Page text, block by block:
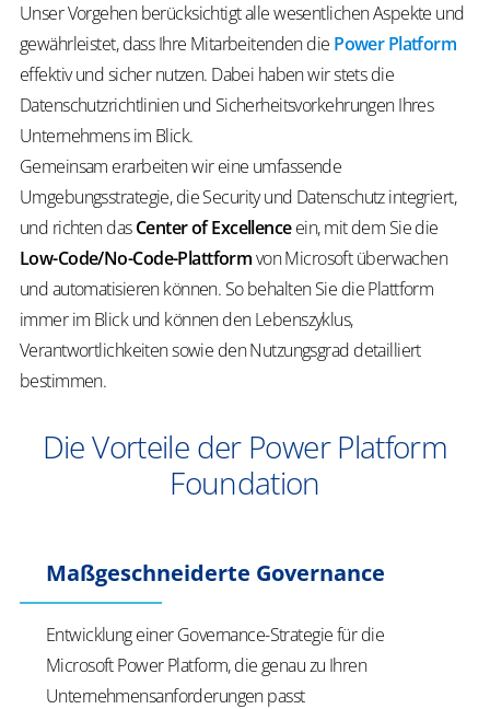
Unser Vorgehen berücksichtigt alle wesentlichen Aspekte und
gewährleistet, dass Ihre Mitarbeitenden die Power Platform
effektiv und sicher nutzen. Dabei haben wir stets die
Datenschutzrichtlinien und Sicherheitsvorkehrungen Ihres
Unternehmens im Blick.
Gemeinsam erarbeiten wir eine umfassende
Umgebungsstrategie, die Security und Datenschutz integriert,
und richten dasCenter of Excellenceein, mit dem Sie die
Low-Code/No-Code-Plattformvon Microsoft überwachen
und automatisieren können. So behalten Sie die Plattform
immer im Blick und können den Lebenszyklus,
Verantwortlichkeiten sowie den Nutzungsgrad detailliert
bestimmen.
Die Vorteile der Power Platform
Foundation
Maßgeschneiderte Governance
Entwicklung einer Governance-Strategie für die
Microsoft Power Platform, die genau zu Ihren
Unternehmensanforderungen passt